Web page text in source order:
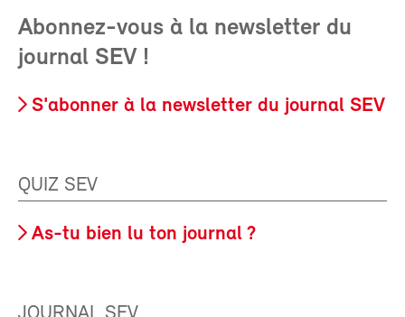
Abonnez-vous à la newsletter du
journal SEV !
S'abonner à la newsletter du journal SEV
QUIZ SEV
As-tu bien lu ton journal ?